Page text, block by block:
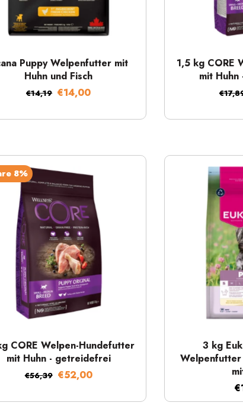
Puppy Welpenfutter mit
Huhn und Fisch
€14,19 €14,00
1,5 kg CORE
mit
8%
CORE Welpen-Hundefutter
mit Huhn - getreidefrei
€56,39 €52,00
3 kg
Welpenfutter